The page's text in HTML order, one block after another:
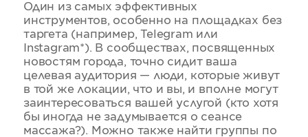
Один из самых эффективных
инструментов, особенно на площадках без
таргета (например, Telegram или
Instagram*). В сообществах, посвященных
новостям города, точно сидит ваша
целевая аудитория — люди, которые живут
в той же локации, что и вы, и вполне могут
заинтересоваться вашей услугой (кто хотя
бы иногда не задумывается о сеансе
массажа?). Можно также найти группы по